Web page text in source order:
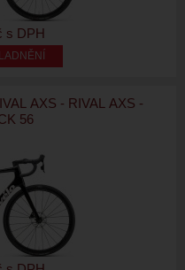
s DPH
AXS - RIVAL AXS -
56